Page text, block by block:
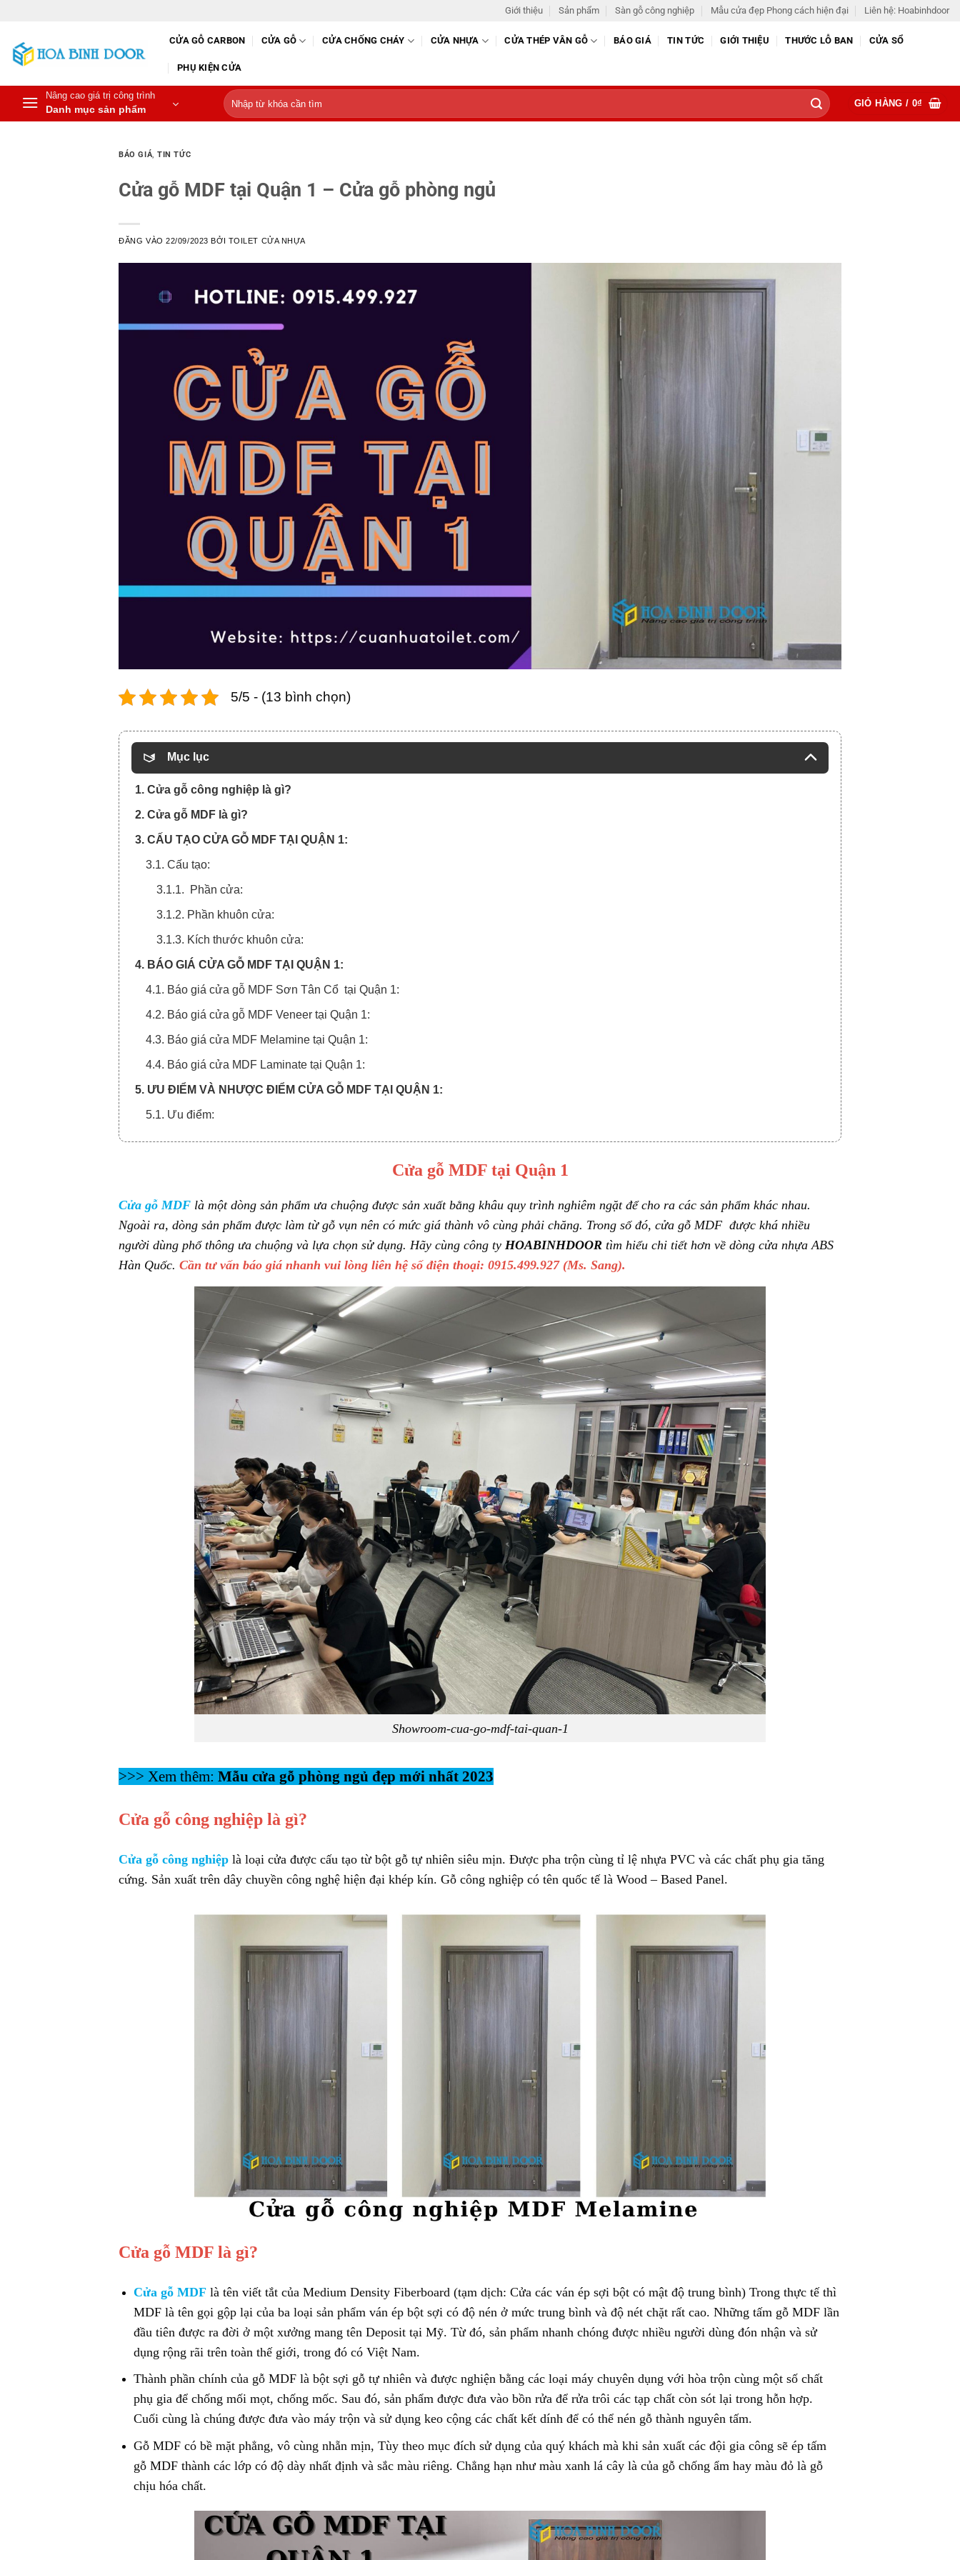
nội
dung
Giới thiệu Sản phẩm Sàn gỗ công nghiệp Mẫu cửa đẹp Phong cách hiện đại Liên hệ: Hoabinhdoor
CỬA GỖ CARBON CỬA GỖ CỬA CHỐNG CHÁY CỬA NHỰA CỬA THÉP VÂN GỖ BÁO GIÁ TIN TỨC GIỚI THIỆU THƯỚC LỖ BAN CỬA SỔ
PHỤ KIỆN CỬA
Nâng cao giá trị công trình
Danh mục sản phẩm
Tìm
kiếm:
GIỎ HÀNG / 0₫
BÁO GIÁ,TIN TỨC
Cửa gỗ MDF tại Quận 1 – Cửa gỗ phòng ngủ
ĐĂNG VÀO22/09/2023 BỞI TOILET CỬA NHỰA
5/5 - (13 bình chọn)
Mục lục
1. Cửa gỗ công nghiệp là gì?
2. Cửa gỗ MDF là gì?
3. CẤU TẠO CỬA GỖ MDF TẠI QUẬN 1:
3.1. Cấu tạo:
3.1.1. Phần cửa:
3.1.2. Phần khuôn cửa:
3.1.3. Kích thước khuôn cửa:
4. BÁO GIÁ CỬA GỖ MDF TẠI QUẬN 1:
4.1. Báo giá cửa gỗ MDF Sơn Tân Cổ tại Quận 1:
4.2. Báo giá cửa gỗ MDF Veneer tại Quận 1:
4.3. Báo giá cửa MDF Melamine tại Quận 1:
4.4. Báo giá cửa MDF Laminate tại Quận 1:
5. ƯU ĐIỂM VÀ NHƯỢC ĐIỂM CỬA GỖ MDF TẠI QUẬN 1:
5.1. Ưu điểm:
5.2. Nhược điểm:
6. MỘT SỐ MẪU CỬA GỖ MDF TẠI QUẬN 1 ĐÃ THI CÔNG:
8. QUY TRÌNH MUA CỬA VÀ THANH TOÁN:
8.1. Quy trình xem giá cửa gỗ MDF tại Quận 1 online:
8.2. Quy trình thanh toán chia làm 3 đợt:
Cửa gỗ MDF tại Quận 1
Cửa gỗ MDF là một dòng sản phẩm ưa chuộng được sản xuất bằng khâu quy trình nghiêm ngặt để cho ra các sản phẩm khác nhau.
Ngoài ra, dòng sản phẩm được làm từ gỗ vụn nên có mức giá thành vô cùng phải chăng. Trong số đó, cửa gỗ MDF được khá nhiều
người dùng phổ thông ưa chuộng và lựa chọn sử dụng. Hãy cùng công ty HOABINHDOOR tìm hiểu chi tiết hơn về dòng cửa nhựa ABS
Hàn Quốc.Cần tư vấn báo giá nhanh vui lòng liên hệ số điện thoại: 0915.499.927 (Ms. Sang).
Showroom-cua-go-mdf-tai-quan-1
>>> Xem thêm:Mẫu cửa gỗ phòng ngủ đẹp mới nhất 2023
Cửa gỗ công nghiệp là gì?
Cửa gỗ công nghiệp là loại cửa được cấu tạo từ bột gỗ tự nhiên siêu mịn. Được pha trộn cùng tỉ lệ nhựa PVC và các chất phụ gia tăng
cứng. Sản xuất trên dây chuyền công nghệ hiện đại khép kín. Gỗ công nghiệp có tên quốc tế là Wood – Based Panel.
Cửa gỗ MDF là gì?
Cửa gỗ MDFlà tên viết tắt của Medium Density Fiberboard (tạm dịch: Cửa các ván ép sợi bột có mật độ trung bình) Trong thực tế thì
MDF là tên gọi gộp lại của ba loại sản phẩm ván ép bột sợi có độ nén ở mức trung bình và độ nét chặt rất cao. Những tấm gỗ MDF lần
đầu tiên được ra đời ở một xưởng mang tên Deposit tại Mỹ. Từ đó, sản phẩm nhanh chóng được nhiều người dùng đón nhận và sử
dụng rộng rãi trên toàn thế giới, trong đó có Việt Nam.
Thành phần chính của gỗ MDF là bột sợi gỗ tự nhiên và được nghiện bằng các loại máy chuyên dụng với hòa trộn cùng một số chất
phụ gia để chống mối mọt, chống mốc. Sau đó, sản phẩm được đưa vào bồn rửa để rửa trôi các tạp chất còn sót lại trong hỗn hợp.
Cuối cùng là chúng được đưa vào máy trộn và sử dụng keo cộng các chất kết dính để có thể nén gỗ thành nguyên tấm.
Gỗ MDF có bề mặt phẳng, vô cùng nhẵn mịn, Tùy theo mục đích sử dụng của quý khách mà khi sản xuất các đội gia công sẽ ép tấm
gỗ MDF thành các lớp có độ dày nhất định và sắc màu riêng. Chẳng hạn như màu xanh lá cây là của gỗ chống ẩm hay màu đỏ là gỗ
chịu hóa chất.